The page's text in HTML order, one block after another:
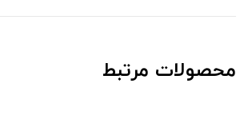
محصولات مرتبط